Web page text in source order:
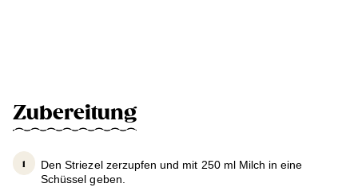
Zubereitung
Den Striezel zerzupfen und mit 250 ml Milch in eine
Schüssel geben.